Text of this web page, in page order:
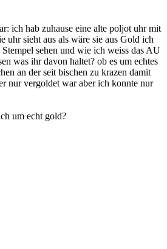
ich hab zuhause eine alte poljot uhr mit
uhr sieht aus als wäre sie aus Gold ich
sehen und wie ich weiss das AU
was ihr davon haltet? ob es um echtes
an der seit bischen zu krazen damit
nur vergoldet war aber ich konnte nur
um echt gold?